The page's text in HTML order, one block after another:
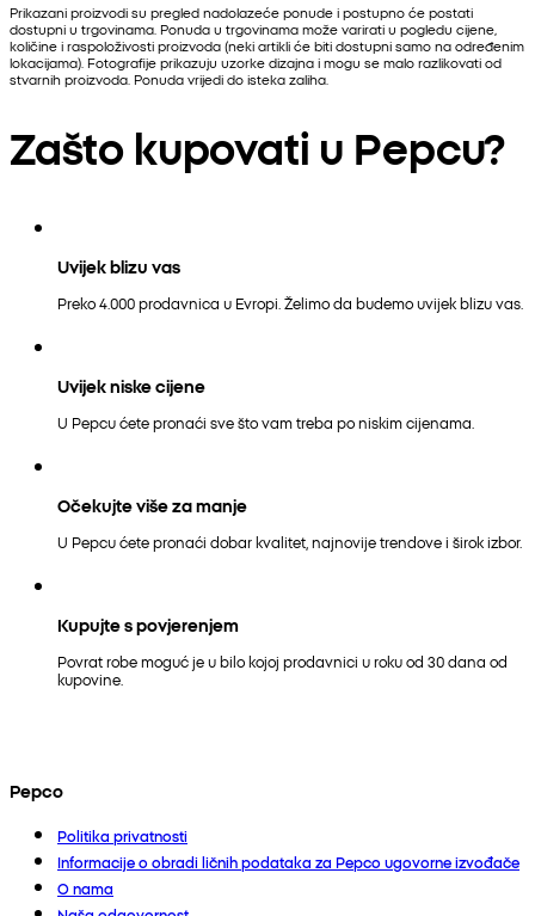
Prikazani proizvodi su pregled nadolazeće ponude i postupno će postati
dostupni u trgovinama. Ponuda u trgovinama može varirati u pogledu cijene,
količine i raspoloživosti proizvoda (neki artikli će biti dostupni samo na određenim
lokacijama). Fotografije prikazuju uzorke dizajna i mogu se malo razlikovati od
stvarnih proizvoda. Ponuda vrijedi do isteka zaliha.
Zašto kupovati u Pepcu?
Uvijek blizu vas
Preko 4.000 prodavnica u Evropi. Želimo da budemo uvijek blizu vas.
Uvijek niske cijene
U Pepcu ćete pronaći sve što vam treba po niskim cijenama.
Očekujte više za manje
U Pepcu ćete pronaći dobar kvalitet, najnovije trendove i širok izbor.
Kupujte s povjerenjem
Povrat robe moguć je u bilo kojoj prodavnici u roku od 30 dana od
kupovine.
Pepco
Politika privatnosti
Informacije o obradi ličnih podataka za Pepco ugovorne izvođače
O nama